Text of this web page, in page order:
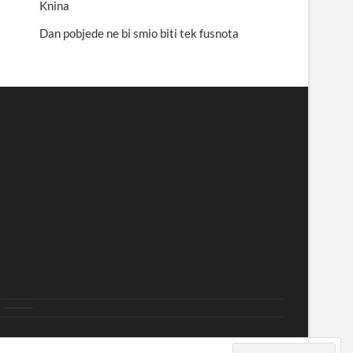
Knina
Dan pobjede ne bi smio biti tek fusnota